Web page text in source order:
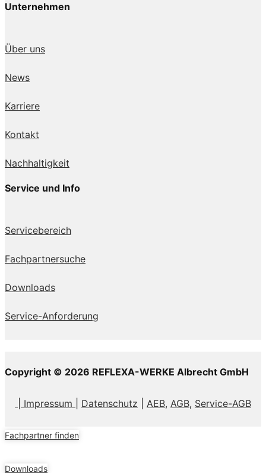
Unternehmen
Über uns
News
Karriere
Kontakt
Nachhaltigkeit
Service und Info
Servicebereich
Fachpartnersuche
Downloads
Service-Anforderung
Copyright © 2026 REFLEXA-WERKE Albrecht GmbH
| Impressum Datenschutz AEB, AGB, Service-AGB
Fachpartner finden
Downloads